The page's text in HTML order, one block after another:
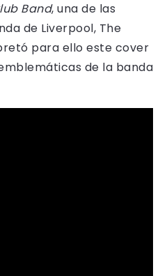
Band, una de las
de Liverpool, The
para ello este cover
de la banda